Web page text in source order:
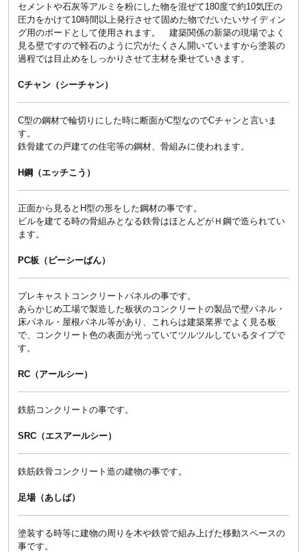
セメントや石灰等アルミを粉にした物を混ぜて180度で約10気圧の
圧力をかけて10時間以上発行させて固めた物でだいたいサイディン
グ用のボードとして使用されます。 建築関係の新築の現場でよく
見る壁ですので軽石のように穴がたくさん開いていますから塗装の
過程では目止めをしっかりさせて主材を乗せていきます。
Cチャン（シーチャン）
C型の鋼材で輪切りにした時に断面がC型なのでCチャンと言いま
す。
鉄骨建ての戸建ての住宅等の鋼材、骨組みに使われます。
H鋼（エッチこう）
正面から見るとH型の形をした鋼材の事です。
ビルを建てる時の骨組みとなる鉄骨はほとんどがＨ鋼で造られてい
ます。
PC板（ピーシーばん）
プレキャストコンクリートパネルの事です。
あらかじめ工場で製造した板状のコンクリートの製品で壁パネル・
床パネル・屋根パネル等があり、これらは建築業界でよく見る板
で、コンクリート色の表面が光っていてツルツルしているタイプで
す。
RC（アールシー）
鉄筋コンクリートの事です。
SRC（エスアールシー）
鉄筋鉄骨コンクリート造の建物の事です。
足場（あしば）
塗装する時等に建物の周りを木や鉄管で組み上げた移動スペースの
事です。